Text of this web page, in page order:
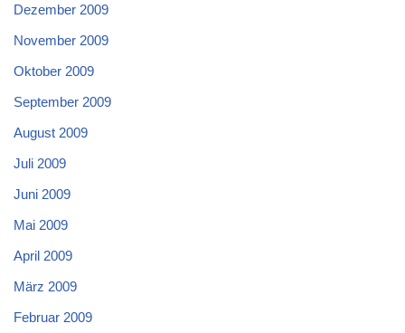
Dezember 2009
November 2009
Oktober 2009
September 2009
August 2009
Juli 2009
Juni 2009
Mai 2009
April 2009
März 2009
Februar 2009